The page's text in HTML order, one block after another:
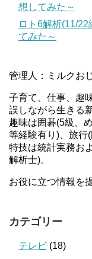
想してみた～
ロト6解析(11/
てみた～
管理人：ミルクお
子育て、仕事、趣
誤しながら生きる
趣味は囲碁(5級、
等経験有り)、旅行(
特技は統計実務お
解析士)。
お役に立つ情報を
カテゴリー
テレビ (18)